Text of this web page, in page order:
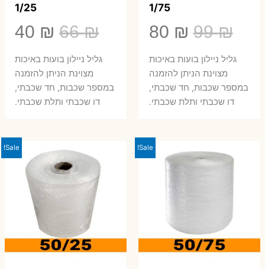
1/75
99₪
המחיר
המקורי
היה:
99 ₪.
80 ₪
הנוכחיגליל ניילון בועות באיכות
מצוינת הניתן להזמנה
במספר שכבות, חד שכבתי,
דו שכבתי ותלת שכבתי.
1/25
66₪
המחיר
המקורי
היה:
66 ₪.
40 ₪
₪.
גליל ניילון בועות באיכות
מצוינת הניתן להזמנה
במספר שכבות, חד שכבתי,
דו שכבתי ותלת שכבתי.
Sale!
Sale!